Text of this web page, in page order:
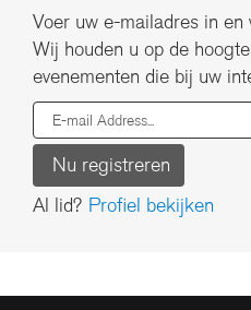
Voer uw e-mailadres in en
Wij houden u op de
evenementen die bij uw
Al lid? Profiel bekijken